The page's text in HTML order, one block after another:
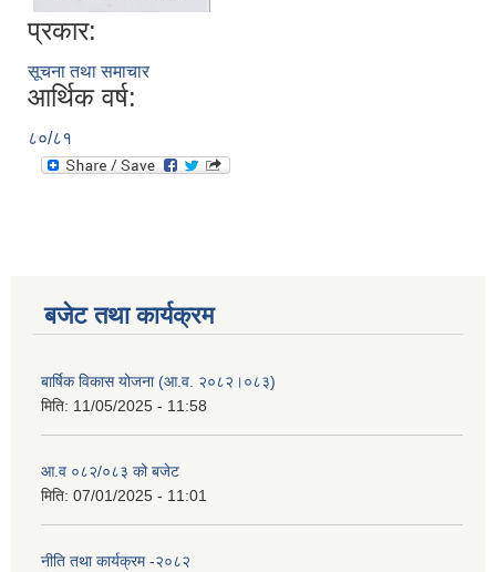
प्रकार:
सूचना तथा समाचार
आर्थिक वर्ष:
८०/८१
बजेट तथा कार्यक्रम
बार्षिक विकास योजना (आ.व. २०८२।०८३)
मिति: 11/05/2025 - 11:58
आ.व ०८२/०८३ को बजेट
मिति: 07/01/2025 - 11:01
नीति तथा कार्यक्रम -२०८२